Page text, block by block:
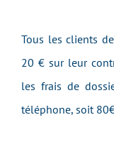
Tous les clients
20 € sur leur
les frais de
téléphone, soit